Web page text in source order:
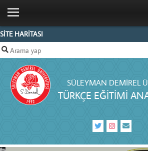
SİTE HARİTASI
SÜLEYMAN DEMIREL
TÜRKÇE EĞITIMI
ANA SAYFA
KURUMSAL
PERSONEL
LİSANSÜSTÜ
İLETIŞIM